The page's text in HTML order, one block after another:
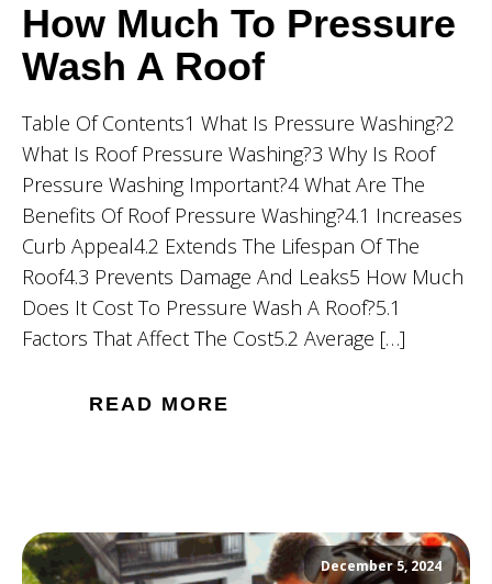
How Much To Pressure
Wash A Roof
Table Of Contents1 What Is Pressure Washing?2
What Is Roof Pressure Washing?3 Why Is Roof
Pressure Washing Important?4 What Are The
Benefits Of Roof Pressure Washing?4.1 Increases
Curb Appeal4.2 Extends The Lifespan Of The
Roof4.3 Prevents Damage And Leaks5 How Much
Does It Cost To Pressure Wash A Roof?5.1
Factors That Affect The Cost5.2 Average […]
READ MORE
December 5, 2024